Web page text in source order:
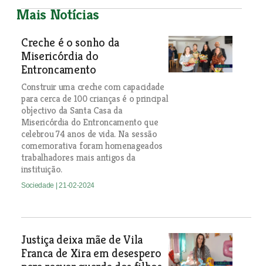
Mais Notícias
Creche é o sonho da
Misericórdia do
Entroncamento
Construir uma creche com capacidade
para cerca de 100 crianças é o principal
objectivo da Santa Casa da
Misericórdia do Entroncamento que
celebrou 74 anos de vida. Na sessão
comemorativa foram homenageados
trabalhadores mais antigos da
instituição.
Sociedade | 21-02-2024
Justiça deixa mãe de Vila
Franca de Xira em desespero